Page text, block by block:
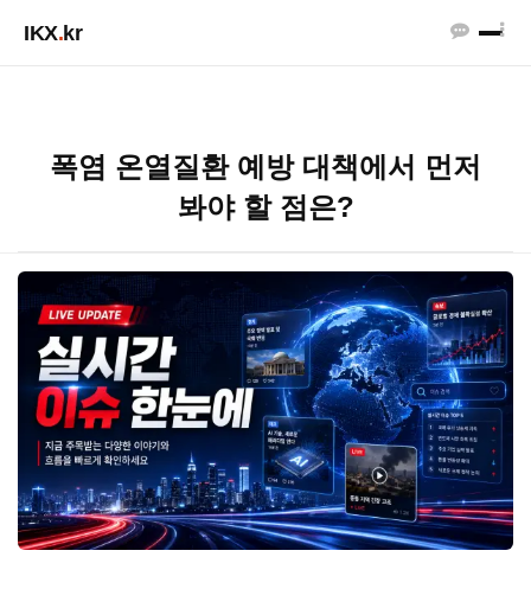
IKX.kr
폭염 온열질환 예방 대책에서 먼저
봐야 할 점은?